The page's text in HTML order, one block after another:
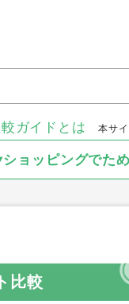
ガイドとは 本サ
ショッピングでた
比較